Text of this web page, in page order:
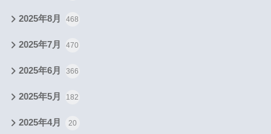
2025年8月 468
2025年7月 470
2025年6月 366
2025年5月 182
2025年4月 20